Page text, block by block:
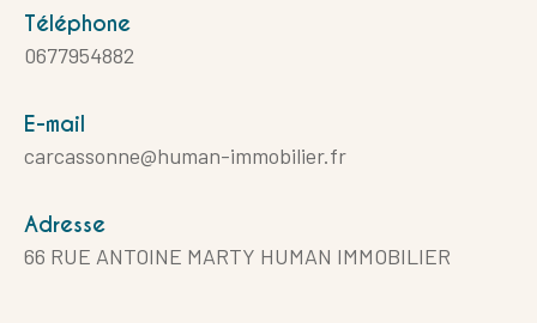
Téléphone
0677954882
E-mail
carcassonne@human-immobilier.fr
Adresse
66 RUE ANTOINE MARTY HUMAN IMMOBILIER